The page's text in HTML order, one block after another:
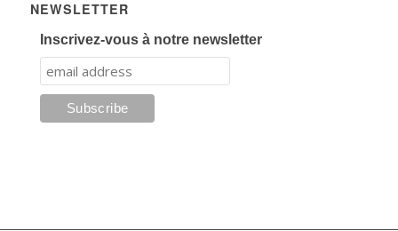
NEWSLETTER
Inscrivez-vous à notre newsletter